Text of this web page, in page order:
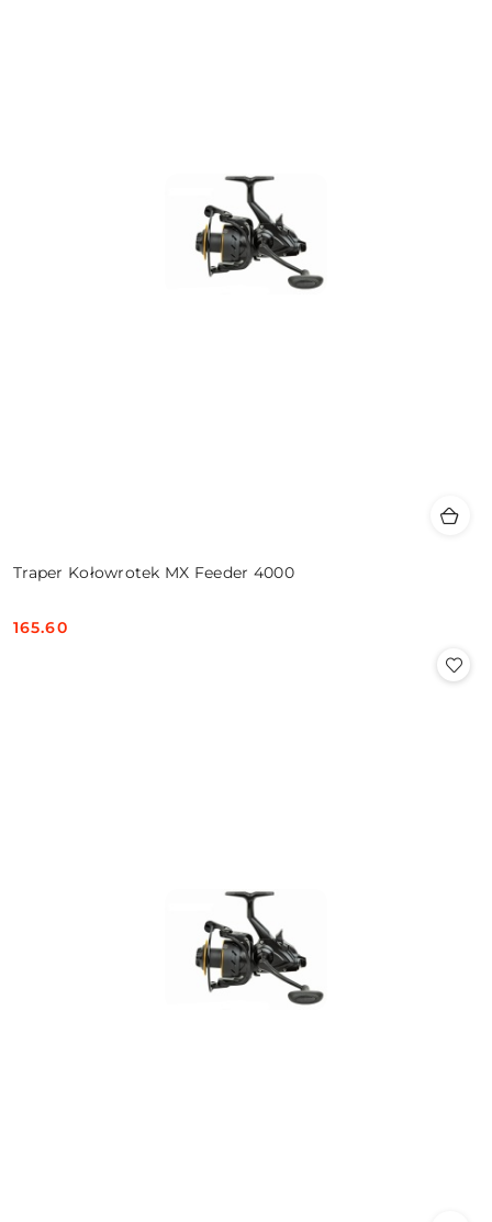
Traper Kołowrotek MX Feeder 4000
Cena:
165.60